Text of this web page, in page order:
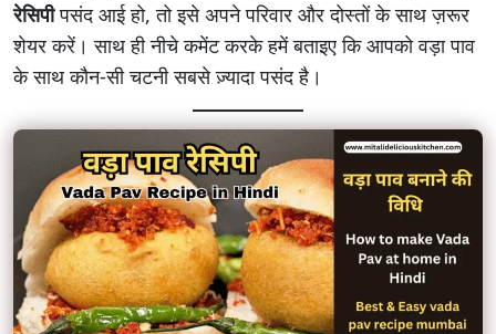
रेसिपीपसंद आई हो, तो इसे अपने परिवार और दोस्तों के साथ ज़रूर
शेयर करें। साथ ही नीचे कमेंट करके हमें बताइए कि आपको वड़ा पाव
के साथ कौन-सी चटनी सबसे ज़्यादा पसंद है।